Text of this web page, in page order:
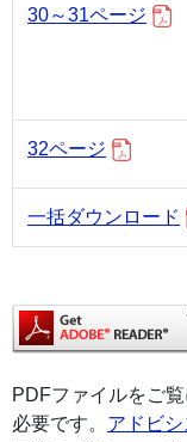
30～31ページ
32ページ
一括ダウンロード
PDFファイルをご
必要です。 アドビシ